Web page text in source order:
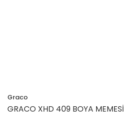
Graco
GRACO XHD 409 BOYA MEMESİ